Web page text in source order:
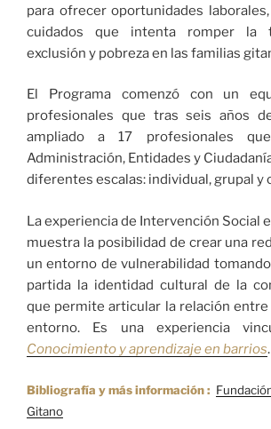
para ofrecer oportunidades
cuidados que intenta romper la
exclusión y pobreza en las familias
El Programa comenzó con un
profesionales que tras seis años
ampliado a 17 profesionales
Administración, Entidades y
diferentes escalas: individual, grupal y
La experiencia de Intervención Social
muestra la posibilidad de crear una
un entorno de vulnerabilidad
partida la identidad cultural de la
que permite articular la relación entre
entorno. Es una experiencia
Conocimiento y aprendizaje en barrios.
Bibliografía y más información :
Gitano